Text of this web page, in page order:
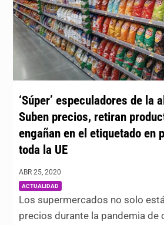
‘Súper’ especuladores de la
Suben precios, retiran
engañan en el etiquetado en
toda la UE
ABR 25, 2020
ACTUALIDAD
Los supermercados no solo
precios durante la pandemia de